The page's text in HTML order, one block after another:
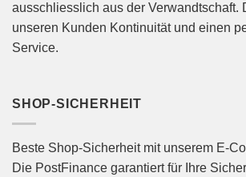
ausschliesslich aus der Verwandtschaft.
unseren Kunden Kontinuität und einen
Service.
SHOP-SICHERHEIT
Beste Shop-Sicherheit mit unserem E-
Die PostFinance garantiert für Ihre